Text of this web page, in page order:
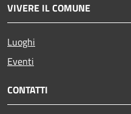
VIVERE IL COMUNE
Luoghi
Eventi
CONTATTI